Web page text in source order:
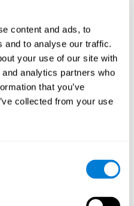
content and ads, to
and to analyse our traffic.
your use of our site with
analytics partners who
that you’ve
collected from your use
cognitivo
Home-based
patients: a study of
Neurorehabilitación; 26:143-
mejora la
y promueve la
J. R. (2022). Does Cognitive